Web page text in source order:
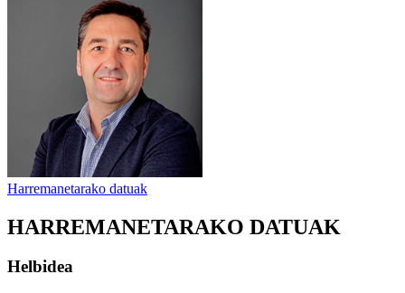
Harremanetarako datuak
HARREMANETARAKO DATUAK
Helbidea